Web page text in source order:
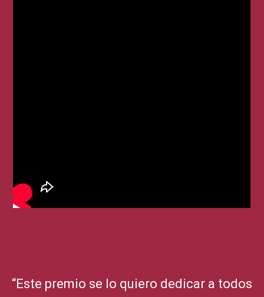
“Este premio se lo quiero dedicar a todos